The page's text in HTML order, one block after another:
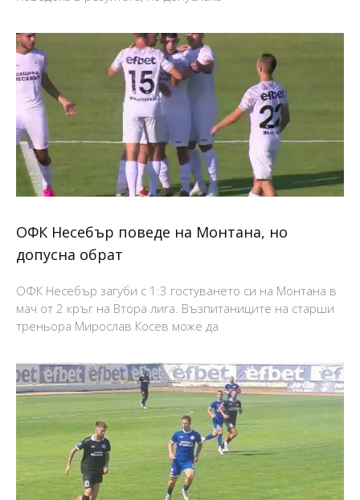
ОФК Несебър поведе на Монтана, но
допусна обрат
ОФК Несебър загуби с 1:3 гостуването си на Монтана в
мач от 2 кръг на Втора лига. Възпитаниците на старши
треньора Мирослав Косев може да